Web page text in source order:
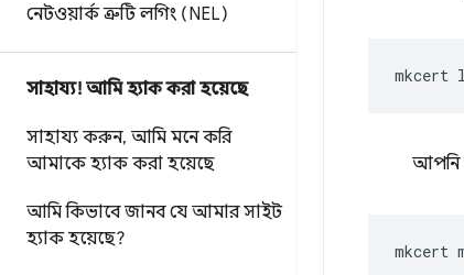
নেটওয়ার্ক ত্রুটি লগিং (NEL)
সাহায্য! আমি হ্যাক করা হয়েছে
সাহায্য করুন, আমি মনে করি
আমাকে হ্যাক করা হয়েছে
আমি কিভাবে জানব যে আমার সাইট
হ্যাক হয়েছে?
mkcert
আপনি
mkcert